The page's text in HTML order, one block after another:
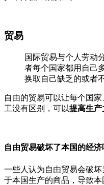
贸易
国际贸易与个人劳动
者每个国家都用自己
换取自己缺乏的或者
自由的贸易可以让每个国
工没有区别，可以提高生产
自由贸易破坏了本国的经济
一些人认为自由贸易会破
于本国生产的商品，导致